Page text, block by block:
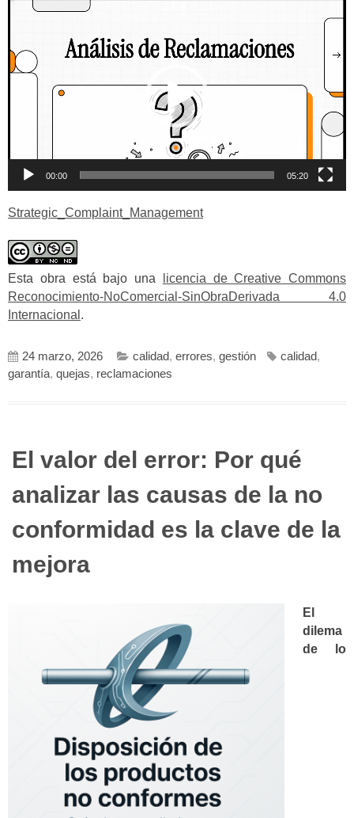
Reproductor
00:00 05:20
Strategic_Complaint_Management
Esta obra está bajo una
licencia de Creative Commons
Reconocimiento-NoComercial-SinObraDerivada 4.0
Internacional .
24 marzo, 2026 calidad, errores, gestión calidad,
garantía, quejas, reclamaciones
El valor del error: Por qué
analizar las causas de la no
conformidad es la clave de la
mejora
El
dilema
de lo